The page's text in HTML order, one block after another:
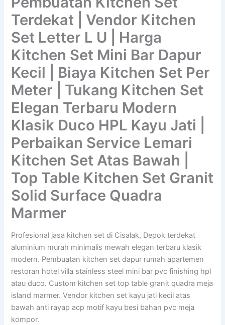
Terdekat | Vendor Kitchen
Set Letter L U | Harga
Kitchen Set Mini Bar Dapur
Kecil | Biaya Kitchen Set Per
Meter | Tukang Kitchen Set
Elegan Terbaru Modern
Klasik Duco HPL Kayu Jati |
Perbaikan Service Lemari
Kitchen Set Atas Bawah |
Top Table Kitchen Set Granit
Solid Surface Quadra
Marmer
Profesional jasa kitchen set di Cisalak, Depok terdekat
aluminium murah minimalis mewah elegan terbaru klasik
modern. Pembuatan kitchen set dapur rumah apartemen
restoran hotel villa stainless steel mini bar pvc finishing hpl
atau duco. Custom kitchen set top table granit quadra meja
island marmer. Vendor kitchen set kayu jati kecil atas
bawah anti rayap acp motif kayu besi bahan pvc meja
kompor.